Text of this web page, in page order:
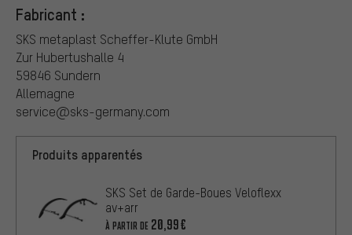
Fabricant :
SKS metaplast Scheffer-Klute GmbH
Zur Hubertushalle 4
59846 Sundern
Allemagne
service@sks-germany.com
Produits apparentés
SKS Set de Garde-Boues Veloflexx
av+arr
À PARTIR DE 20,99€